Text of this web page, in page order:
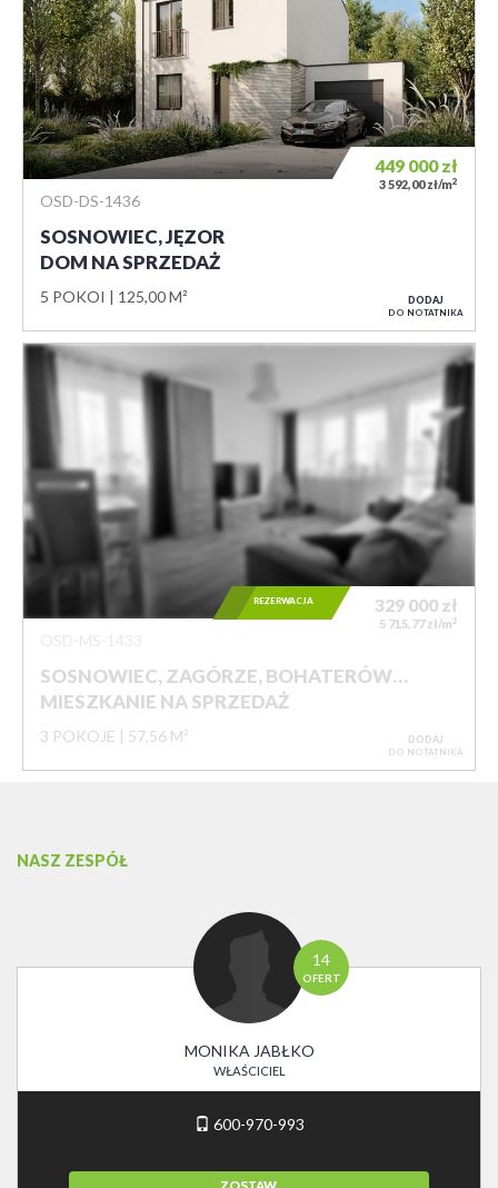
OSD-DS-1436
SOSNOWIEC, JĘZOR
DOM NA SPRZEDAŻ
5 POKOI 125,00 M²
449 000zł
3 592,00 zł/m2
DODAJ
DO NOTATNIKA
SOSNOWIEC, ZAGÓRZE, BOHATERÓW…
MIESZKANIE NA SPRZEDAŻ
3 POKOJE 57,56 M²
329 000 zł
5 715,77 zł/m2
REZERWACJA
DODAJ
DO NOTATNIKA
NASZ ZESPÓŁ
14
OFERT
MONIKA JABŁKO
WŁAŚCICIEL
600-970-993
ZOSTAW